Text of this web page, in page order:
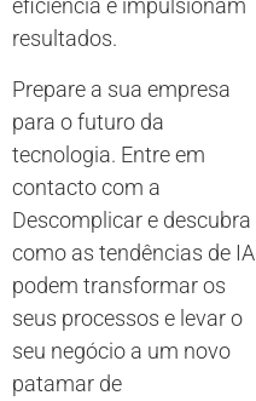
eficiência e impulsionam
resultados.
Prepare a sua empresa
para o futuro da
tecnologia. Entre em
contacto com a
Descomplicar e descubra
como as tendências de IA
podem transformar os
seus processos e levar o
seu negócio a um novo
patamar de